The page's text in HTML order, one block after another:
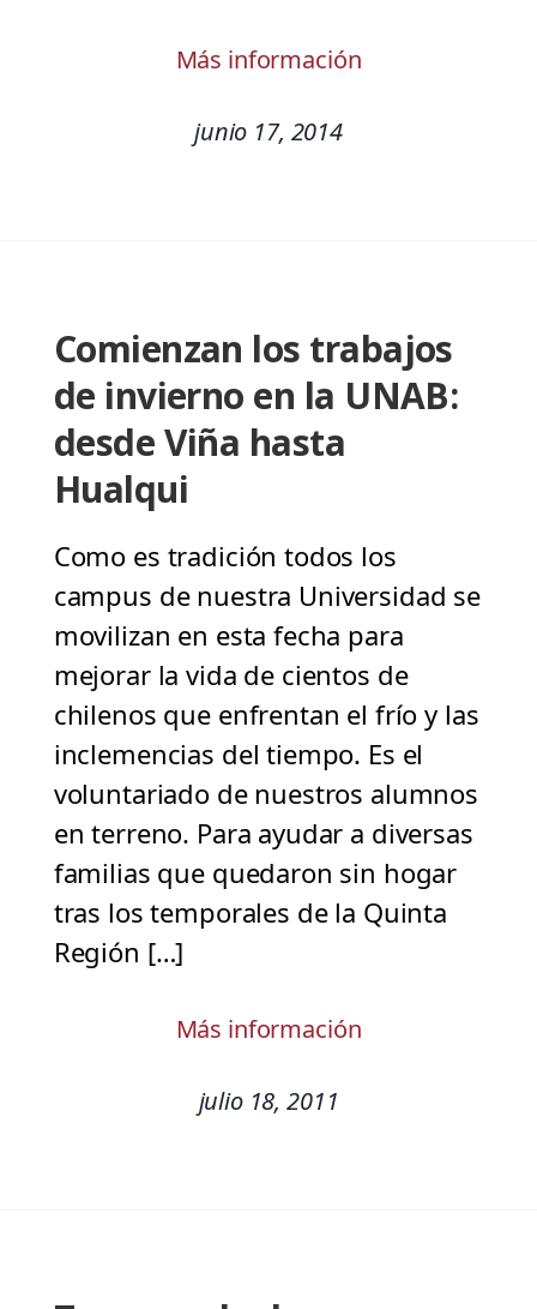
Más información
junio 17, 2014
Comienzan los trabajos
de invierno en la UNAB:
desde Viña hasta
Hualqui
Como es tradición todos los
campus de nuestra Universidad se
movilizan en esta fecha para
mejorar la vida de cientos de
chilenos que enfrentan el frío y las
inclemencias del tiempo. Es el
voluntariado de nuestros alumnos
en terreno. Para ayudar a diversas
familias que quedaron sin hogar
tras los temporales de la Quinta
Región […]
Más información
julio 18, 2011